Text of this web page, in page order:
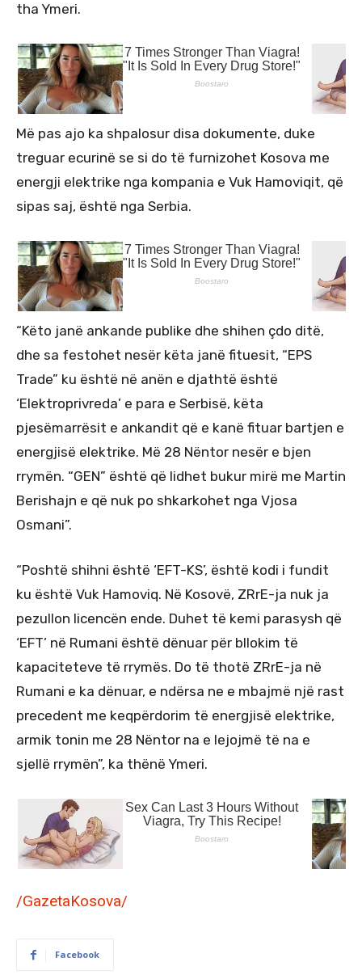
tha Ymeri.
Më pas ajo ka shpalosur disa dokumente, duke
treguar ecurinë se si do të furnizohet Kosova me
energji elektrike nga kompania e Vuk Hamoviqit, që
sipas saj, është nga Serbia.
“Këto janë ankande publike dhe shihen çdo ditë,
dhe sa festohet nesër këta janë fituesit, “EPS
Trade” ku është në anën e djathtë është
‘Elektroprivreda’ e para e Serbisë, këta
pjesëmarrësit e ankandit që e kanë fituar bartjen e
energjisë elektrike. Më 28 Nëntor nesër e bjen
rrymën. “GEN” është që lidhet bukur mirë me Martin
Berishajn e që nuk po shkarkohet nga Vjosa
Osmani”.
“Poshtë shihni është ‘EFT-KS’, është kodi i fundit
ku është Vuk Hamoviq. Në Kosovë, ZRrE-ja nuk ja
pezullon licencën ende. Duhet të kemi parasysh që
‘EFT’ në Rumani është dënuar për bllokim të
kapaciteteve të rrymës. Do të thotë ZRrE-ja në
Rumani e ka dënuar, e ndërsa ne e mbajmë një rast
precedent me keqpërdorim të energjisë elektrike,
armik tonin me 28 Nëntor na e lejojmë të na e
sjellë rrymën”, ka thënë Ymeri.
/GazetaKosova/
Facebook